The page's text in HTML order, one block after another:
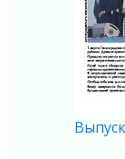
04 августа 2026
Память,
04 августа 2026
Регион
04 августа 2026
Никакого